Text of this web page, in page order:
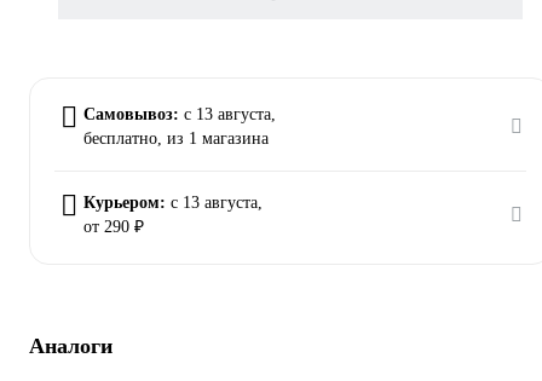
Самовывоз: c 13 августа,
бесплатно, из 1 магазина
Курьером: c 13 августа,
от 290 ₽
Аналоги